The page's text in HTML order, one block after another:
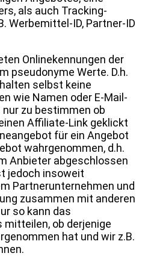
als auch Tracking-
Werbemittel-ID, Partner-ID
Onlinekennungen der
pseudonyme Werte. D.h.
selbst keine
wie Namen oder E-Mail-
zu bestimmen ob
Affiliate-Link geklickt
für ein Angebot
wahrgenommen, d.h.
Anbieter abgeschlossen
jedoch insoweit
Partnerunternehmen und
zusammen mit anderen
so kann das
ob derjenige
hat und wir z.B.